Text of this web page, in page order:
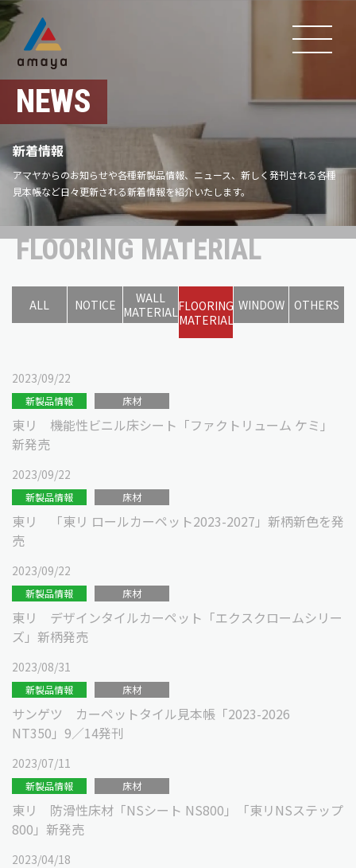
NEWS
新着情報
アマヤからのお知らせや各種新製品情報、ニュース、新しく発刊される各種
見本帳など日々更新される新着情報を紹介いたします。
FLOORING MATERIAL
ALL NOTICE
WALL
MATERIALFLOORING
MATERIAL
WINDOW OTHERS
2023/09/22
新製品情報 床材
東リ 機能性ビニル床シート「ファクトリューム ケミ」
新発売
2023/09/22
新製品情報 床材
東リ 「東リ ロールカーペット2023-2027」新柄新色を発
売
2023/09/22
新製品情報 床材
東リ デザインタイルカーペット「エクスクロームシリー
ズ」新柄発売
2023/08/31
新製品情報 床材
サンゲツ カーペットタイル見本帳「2023-2026
NT350」9／14発刊
2023/07/11
新製品情報 床材
東リ 防滑性床材「NSシート NS800」「東リNSステップ
800」新発売
2023/04/18